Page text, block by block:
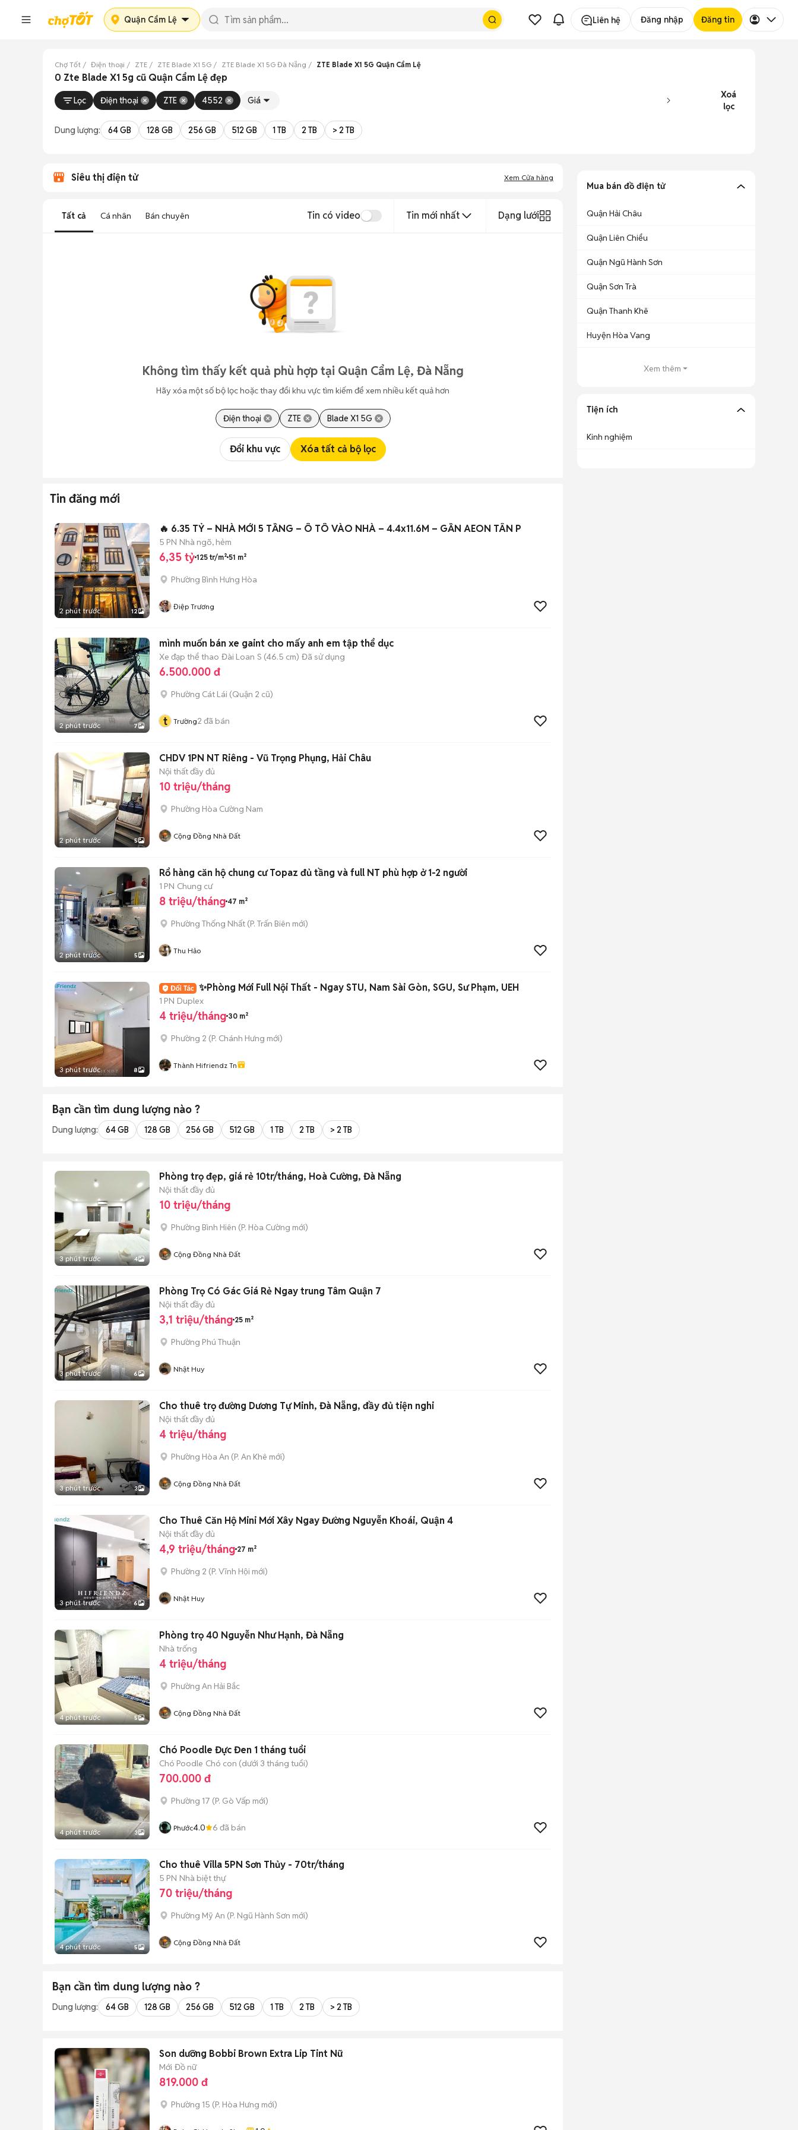
Quận Cẩm Lệ Liên hệ Đăng nhập Đăng tin
Chợ Tốt Điện thoại ZTE ZTE Blade X1 5G ZTE Blade X1 5G Đà Nẵng ZTE Blade X1 5G Quận Cẩm Lệ
0 Zte Blade X1 5g cũ Quận Cẩm Lệ đẹp
Lọc Điện thoại ZTE 4552 Giá
Xoá
lọc
Dung lượng: 64 GB 128 GB 256 GB 512 GB 1 TB 2 TB > 2 TB
Siêu thị điện tử Xem Cửa hàng
Tất cả Cá nhân Bán chuyên Tin có video Tin mới nhất Dạng lưới
Không tìm thấy kết quả phù hợp tại Quận Cẩm Lệ, Đà Nẵng
Hãy xóa một số bộ lọc hoặc thay đổi khu vực tìm kiếm để xem nhiều kết quả hơn
Điện thoại ZTE Blade X1 5G
Đổi khu vực Xóa tất cả bộ lọc
Tin đăng mới
2 phút trước 12
🔥 6.35 TỶ – NHÀ MỚI 5 TẦNG – Ô TÔ VÀO NHÀ – 4.4x11.6M – GẦN AEON TÂN P
5 PN Nhà ngõ, hẻm
6,35 tỷ 125 tr/m² 51 m²
Phường Bình Hưng Hòa
Điệp Trương
2 phút trước 7
mình muốn bán xe gaint cho mấy anh em tập thể dục
Xe đạp thể thao Đài Loan S (46.5 cm) Đã sử dụng
6.500.000 đ
Phường Cát Lái (Quận 2 cũ)
t Trường2 đã bán
2 phút trước 5
CHDV 1PN NT Riêng - Vũ Trọng Phụng, Hải Châu
Nội thất đầy đủ
10 triệu/tháng
Phường Hòa Cường Nam
Cộng Đồng Nhà Đất
2 phút trước 5
Rổ hàng căn hộ chung cư Topaz đủ tầng và full NT phù hợp ở 1-2 người
1 PN Chung cư
8 triệu/tháng 47 m²
Phường Thống Nhất (P. Trấn Biên mới)
Thu Hảo
3 phút trước 8
✨Phòng Mới Full Nội Thất - Ngay STU, Nam Sài Gòn, SGU, Sư Phạm, UEH
1 PN Duplex
4 triệu/tháng 30 m²
Phường 2 (P. Chánh Hưng mới)
Thành Hifriendz Tn
Bạn cần tìm dung lượng nào ?
Dung lượng: 64 GB 128 GB 256 GB 512 GB 1 TB 2 TB > 2 TB
3 phút trước 4
Phòng trọ đẹp, giá rẻ 10tr/tháng, Hoà Cường, Đà Nẵng
Nội thất đầy đủ
10 triệu/tháng
Phường Bình Hiên (P. Hòa Cường mới)
Cộng Đồng Nhà Đất
3 phút trước 6
Phòng Trọ Có Gác Giá Rẻ Ngay trung Tâm Quận 7
Nội thất đầy đủ
3,1 triệu/tháng 25 m²
Phường Phú Thuận
Nhật Huy
3 phút trước 3
Cho thuê trọ đường Dương Tự Minh, Đà Nẵng, đầy đủ tiện nghi
Nội thất đầy đủ
4 triệu/tháng
Phường Hòa An (P. An Khê mới)
Cộng Đồng Nhà Đất
3 phút trước 6
Cho Thuê Căn Hộ Mini Mới Xây Ngay Đường Nguyễn Khoái, Quận 4
Nội thất đầy đủ
4,9 triệu/tháng 27 m²
Phường 2 (P. Vĩnh Hội mới)
Nhật Huy
4 phút trước 5
Phòng trọ 40 Nguyễn Như Hạnh, Đà Nẵng
Nhà trống
4 triệu/tháng
Phường An Hải Bắc
Cộng Đồng Nhà Đất
4 phút trước 3
Chó Poodle Đực Đen 1 tháng tuổi
Chó Poodle Chó con (dưới 3 tháng tuổi)
700.000 đ
Phường 17 (P. Gò Vấp mới)
Phước4.0 6 đã bán
4 phút trước 5
Cho thuê Villa 5PN Sơn Thủy - 70tr/tháng
5 PN Nhà biệt thự
70 triệu/tháng
Phường Mỹ An (P. Ngũ Hành Sơn mới)
Cộng Đồng Nhà Đất
Bạn cần tìm dung lượng nào ?
Dung lượng: 64 GB 128 GB 256 GB 512 GB 1 TB 2 TB > 2 TB
Son dưỡng Bobbi Brown Extra Lip Tint Nữ
Mới Đồ nữ
819.000 đ
Phường 15 (P. Hòa Hưng mới)
Mua bán đồ điện tử
Quận Hải Châu
Quận Liên Chiểu
Quận Ngũ Hành Sơn
Quận Sơn Trà
Quận Thanh Khê
Huyện Hòa Vang
Xem thêm
Tiện ích
Kinh nghiệm